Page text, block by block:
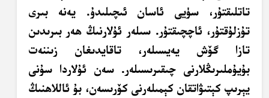
تاتلىقتۇر، سۈيى ئاسان ئىچىلىدۇ. يەنە بىرى
تۇزلۇقتۇر، ئاچچىقتۇر. سىلەر ئۇلارنىڭ ھەر بىرىدىن
تازا گۆش يەيسىلەر، تاقايدىغان زىننەت
بۇيۇملىرىڭلارنى چىقىرىسىلەر. سەن ئۇلاردا سۇنى
يېرىپ كېتىۋاتقان كېمىلەرنى كۆرىسەن، بۇ ئاللاھنىڭ